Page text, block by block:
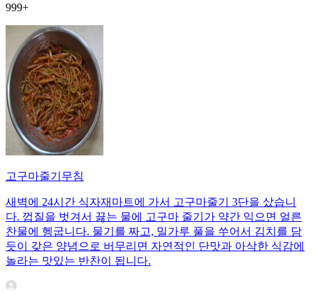
999+
고구마줄기무침
새벽에 24시간 식자재마트에 가서 고구마줄기 3단을 샀습니
다. 껍질을 벗겨서 끓는 물에 고구마 줄기가 약간 익으면 얼른
찬물에 헹굽니다. 물기를 짜고, 밀가루 풀을 쑤어서 김치를 담
듯이 갖은 양념으로 버무리면 자연적인 단맛과 아삭한 식감에
놀라는 맛있는 반찬이 됩니다.